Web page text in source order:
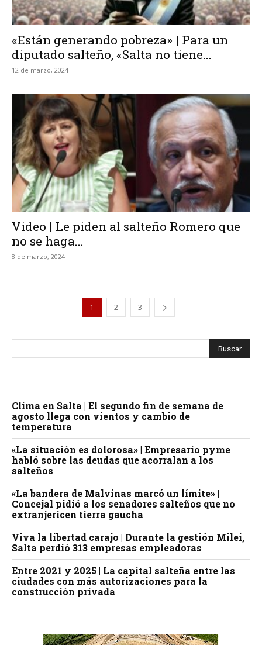
«Están generando pobreza» | Para un
diputado salteño, «Salta no tiene...
12 de marzo, 2024
Video | Le piden al salteño Romero que
no se haga...
8 de marzo, 2024
1 2 3
Clima en Salta | El segundo fin de semana de
agosto llega con vientos y cambio de
temperatura
«La situación es dolorosa» | Empresario pyme
habló sobre las deudas que acorralan a los
salteños
«La bandera de Malvinas marcó un límite» |
Concejal pidió a los senadores salteños que no
extranjericen tierra gaucha
Viva la libertad carajo | Durante la gestión Milei,
Salta perdió 313 empresas empleadoras
Entre 2021 y 2025 | La capital salteña entre las
ciudades con más autorizaciones para la
construcción privada